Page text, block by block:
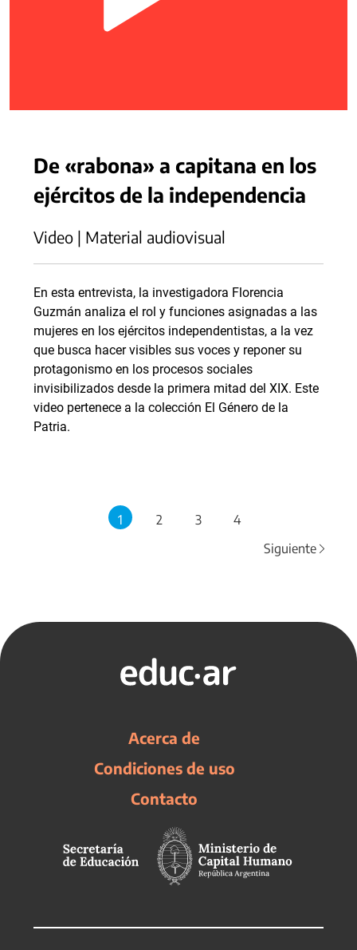
De «rabona» a capitana en los
ejércitos de la independencia
Video | Material audiovisual
En esta entrevista, la investigadora Florencia
Guzmán analiza el rol y funciones asignadas a las
mujeres en los ejércitos independentistas, a la vez
que busca hacer visibles sus voces y reponer su
protagonismo en los procesos sociales
invisibilizados desde la primera mitad del XIX. Este
video pertenece a la colección El Género de la
Patria.
1 2 3
4
Siguiente
Acerca de
Condiciones de uso
Contacto